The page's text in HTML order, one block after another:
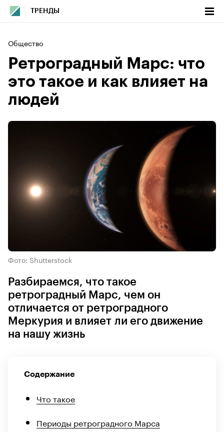
ТРЕНДЫ
Общество
Ретроградный Марс: что
это такое и как влияет на
людей
Фото: Shutterstock
Разбираемся, что такое
ретроградный Марс, чем он
отличается от ретроградного
Меркурия и влияет ли его движение
на нашу жизнь
Содержание
Что такое
Периоды ретроградного Марса